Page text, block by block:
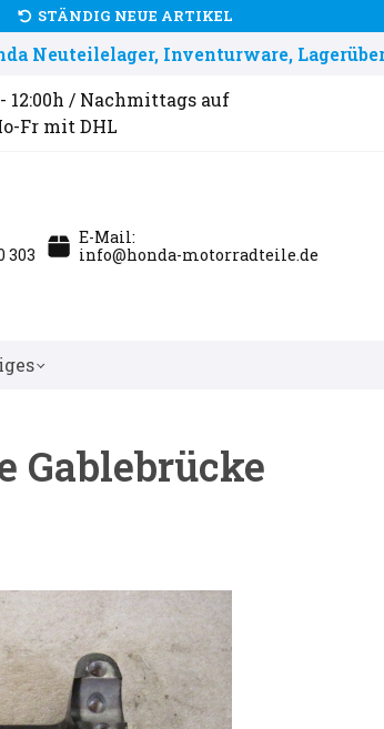
STÄNDIG NEUE ARTIKEL
Neuteilelager, Inventurware,
12:00h / Nachmittags auf
Fr mit DHL
303
E-Mail:
info@honda-motorradteile.de
Gablebrücke